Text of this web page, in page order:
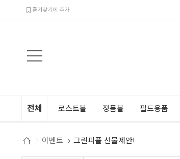
즐겨찾기에 추가
전체 로스트볼 정품볼 필드용품
이벤트 그린피플 선물제안!